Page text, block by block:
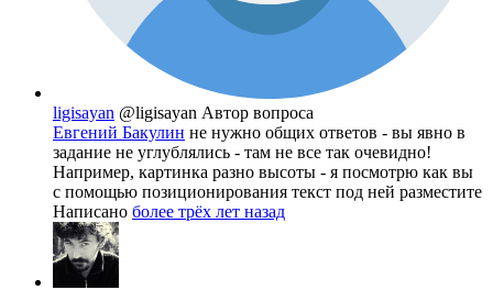
ligisayan @ligisayan Автор вопроса
Евгений Бакулин не нужно общих ответов - вы явно в
задание не углублялись - там не все так очевидно!
Например, картинка разно высоты - я посмотрю как вы
с помощью позиционирования текст под ней разместите
Написано более трёх лет назад